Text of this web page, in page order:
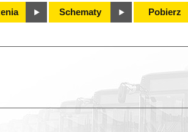
Schematy Pobierz